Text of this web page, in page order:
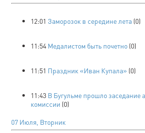
12:01 Заморозок в середине лета (0)
11:54 Медалистом быть почетно (0)
11:51 Праздник «Иван Купала» (0)
11:43 В Бугульме прошло заседание
комиссии (0)
07 Июля, Вторник